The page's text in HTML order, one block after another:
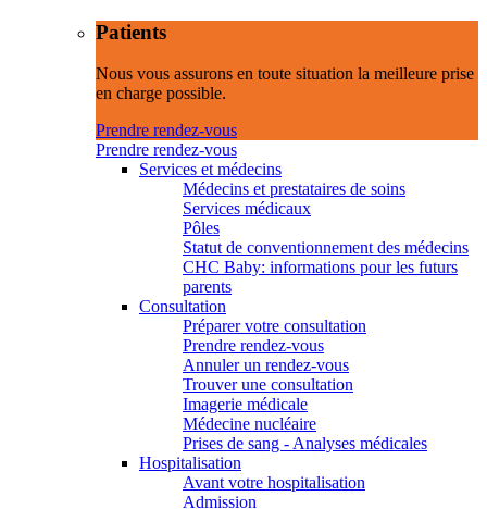
Patients
Nous vous assurons en toute situation la meilleure prise
en charge possible.
Prendre rendez-vous
Prendre rendez-vous
Services et médecins
Médecins et prestataires de soins
Services médicaux
Pôles
Statut de conventionnement des médecins
CHC Baby: informations pour les futurs
parents
Consultation
Préparer votre consultation
Prendre rendez-vous
Annuler un rendez-vous
Trouver une consultation
Imagerie médicale
Médecine nucléaire
Prises de sang - Analyses médicales
Hospitalisation
Avant votre hospitalisation
Admission